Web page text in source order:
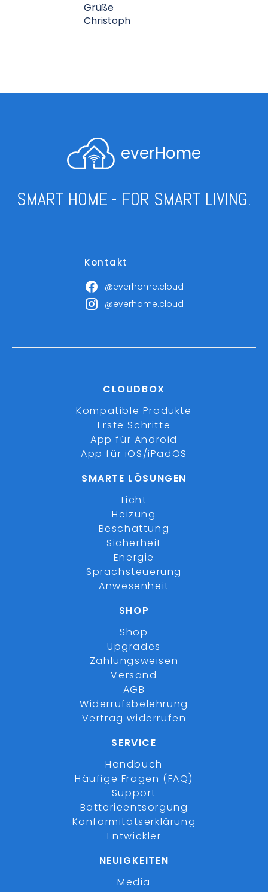
Grüße
Christoph
everHome
SMART HOME - FOR SMART LIVING.
Kontakt
@everhome.cloud
@everhome.cloud
CLOUDBOX
Kompatible Produkte
Erste Schritte
App für Android
App für iOS/iPadOS
SMARTE LÖSUNGEN
Licht
Heizung
Beschattung
Sicherheit
Energie
Sprachsteuerung
Anwesenheit
SHOP
Shop
Upgrades
Zahlungsweisen
Versand
AGB
Widerrufsbelehrung
Vertrag widerrufen
SERVICE
Handbuch
Häufige Fragen (FAQ)
Support
Batterieentsorgung
Konformitätserklärung
Entwickler
NEUIGKEITEN
Media